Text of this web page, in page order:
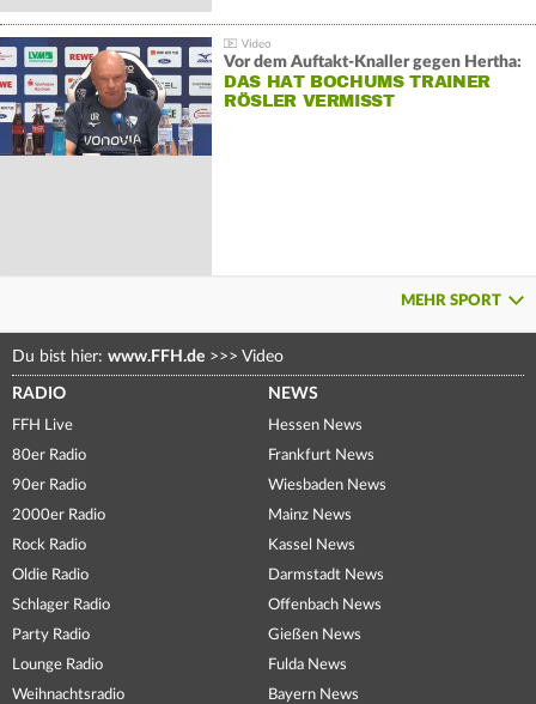
Vor dem Auftakt-Knaller gegen Hertha:
DAS HAT BOCHUMS TRAINER
RÖSLER VERMISST
MEHR SPORT
Du bist hier: www.FFH.de >>> Video
RADIO
FFH Live
80er Radio
90er Radio
2000er Radio
Rock Radio
Oldie Radio
Schlager Radio
Party Radio
Lounge Radio
Weihnachtsradio
NEWS
Hessen News
Frankfurt News
Wiesbaden News
Mainz News
Kassel News
Darmstadt News
Offenbach News
Gießen News
Fulda News
Bayern News